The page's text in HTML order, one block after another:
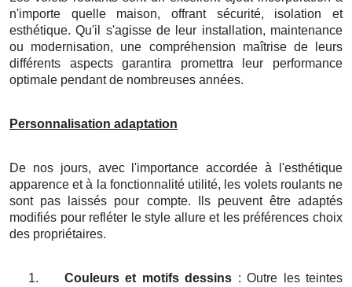
n'importe quelle maison, offrant sécurité, isolation et
esthétique. Qu'il s'agisse de leur installation, maintenance
ou modernisation, une compréhension maîtrise de leurs
différents aspects garantira promettra leur performance
optimale pendant de nombreuses années.
Personnalisation adaptation
De nos jours, avec l'importance accordée à l'esthétique
apparence et à la fonctionnalité utilité, les volets roulants ne
sont pas laissés pour compte. Ils peuvent être adaptés
modifiés pour refléter le style allure et les préférences choix
des propriétaires.
1. Couleurs et motifs dessins : Outre les teintes